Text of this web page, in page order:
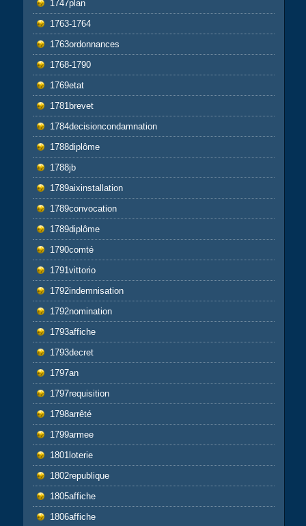
1747plan
1763-1764
1763ordonnances
1768-1790
1769etat
1781brevet
1784decisioncondamnation
1788diplôme
1788jb
1789aixinstallation
1789convocation
1789diplôme
1790comté
1791vittorio
1792indemnisation
1792nomination
1793affiche
1793decret
1797an
1797requisition
1798arrêté
1799armee
1801loterie
1802republique
1805affiche
1806affiche